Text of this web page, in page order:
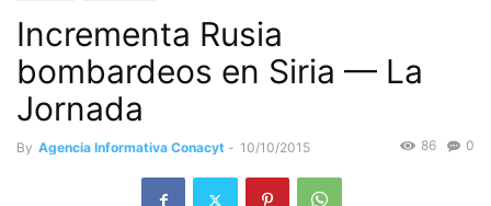
Incrementa Rusia
bombardeos en Siria — La
Jornada
By Agencia Informativa Conacyt - 10/10/2015 0
86